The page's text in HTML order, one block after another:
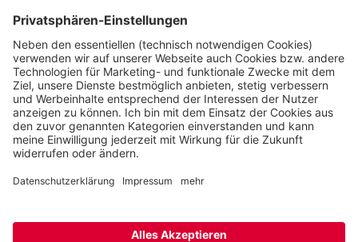
ANIMATIONEN STOPPEN
Einstellungen zurücksetzen